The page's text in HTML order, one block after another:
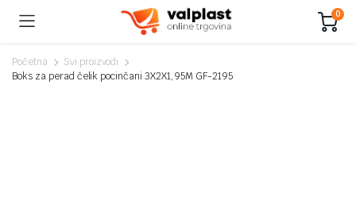
0
Početna
Svi proizvodi
Boks za perad čelik pocinčani 3X2X1,95M GF-2195